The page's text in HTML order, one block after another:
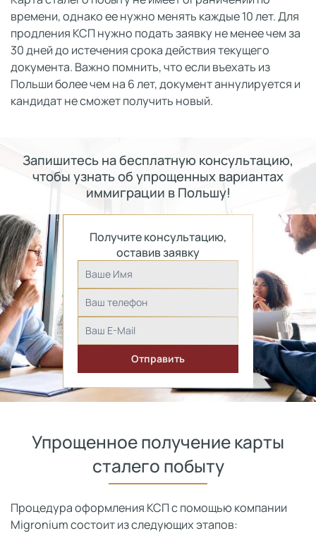
времени, однако ее нужно менять каждые 10 лет. Для
продления КСП нужно подать заявку не менее чем за
30 дней до истечения срока действия текущего
документа. Важно помнить, что если въехать из
Польши более чем на 6 лет, документ аннулируется и
кандидат не сможет получить новый.
Запишитесь на бесплатную консультацию,
чтобы узнать об упрощенных вариантах
иммиграции в Польшу!
Получите консультацию,
оставив заявку
Упрощенное получение карты
сталего побыту
Процедура оформления КСП с помощью компании
Migronium состоит из следующих этапов: